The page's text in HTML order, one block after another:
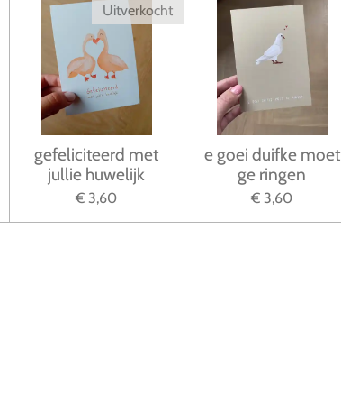
Uitverkocht
gefeliciteerd met
jullie huwelijk
€ 3,60
e goei duifke moet
ge ringen
€ 3,60